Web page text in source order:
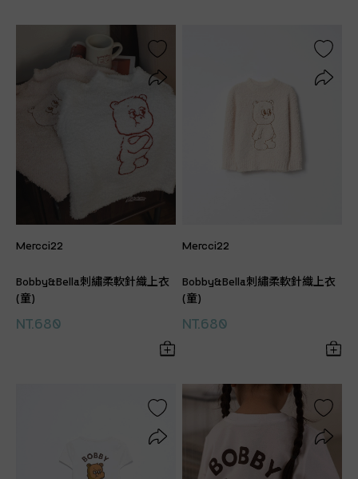
Mercci22
Bobby&Bella刺繡柔軟針織上衣
(童)
NT.680
Mercci22
Bobby&Bella刺繡柔軟針織上衣
(童)
NT.680